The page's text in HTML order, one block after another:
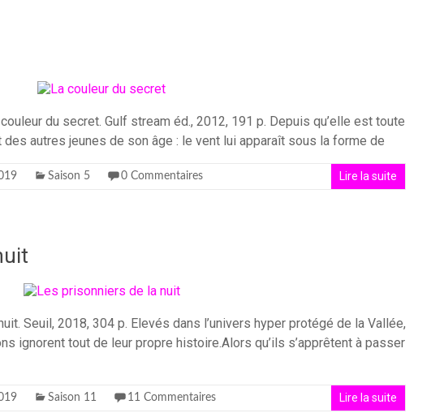
du secret. Gulf stream éd., 2012, 191 p. Depuis qu’elle est toute
autres jeunes de son âge : le vent lui apparaît sous la forme de
Saison 5 0 Commentaires Lire la suite
Seuil, 2018, 304 p. Elevés dans l’univers hyper protégé de la Vallée,
ignorent tout de leur propre histoire.Alors qu’ils s’apprêtent à passer
Saison 11 11 Commentaires Lire la suite